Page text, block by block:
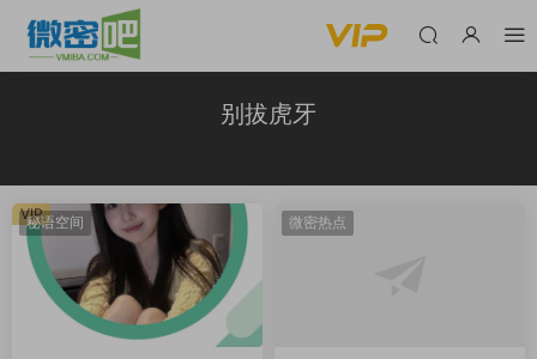
别拔虎牙
秘语空间
VIP 微密热点